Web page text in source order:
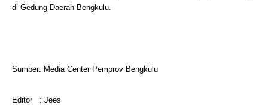
di Gedung Daerah Bengkulu.
Sumber: Media Center Pemprov Bengkulu
Editor : Jees